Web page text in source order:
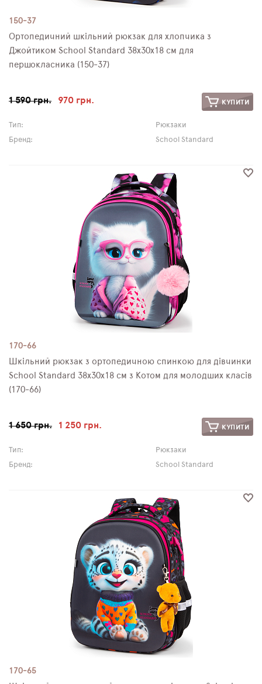
150-37
Ортопедичний шкільний рюкзак для хлопчика з
Джойтиком School Standard 38х30х18 см для
першокласника (150-37)
1 590 грн. 970 грн. КУПИТИ
Тип:
Рюкзаки
Бренд:
School Standard
170-66
Шкільний рюкзак з ортопедичною спинкою для дівчинки
School Standard 38х30х18 см з Котом для молодших класів
(170-66)
1 650 грн. 1 250 грн. КУПИТИ
Тип:
Рюкзаки
Бренд:
School Standard
170-65